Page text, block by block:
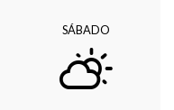
SÁBADO